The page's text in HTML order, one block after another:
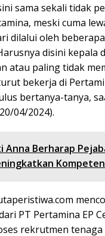
sama sekali tidak
meski cuma
dilalui oleh
disini kepala
atau paling tidak
bekerja di
bertanya-tanya,
04/2024).
Anna Berharap
PT Pertamina EP
rekrutmen